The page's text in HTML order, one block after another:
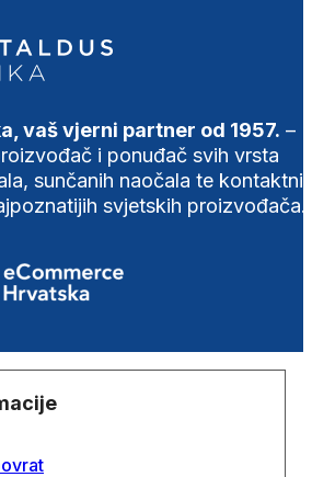
vaš vjerni partner od 1957. –
i ponuđač svih vrsta
sunčanih naočala te
svjetskih proizvođača.